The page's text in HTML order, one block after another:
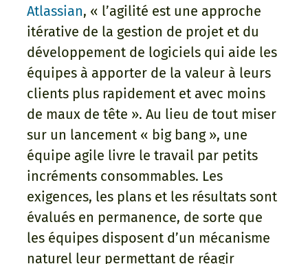
Atlassian, « l’agilité est une approche
itérative de la gestion de projet et du
développement de logiciels qui aide les
équipes à apporter de la valeur à leurs
clients plus rapidement et avec moins
de maux de tête ». Au lieu de tout miser
sur un lancement « big bang », une
équipe agile livre le travail par petits
incréments consommables. Les
exigences, les plans et les résultats sont
évalués en permanence, de sorte que
les équipes disposent d’un mécanisme
naturel leur permettant de réagir